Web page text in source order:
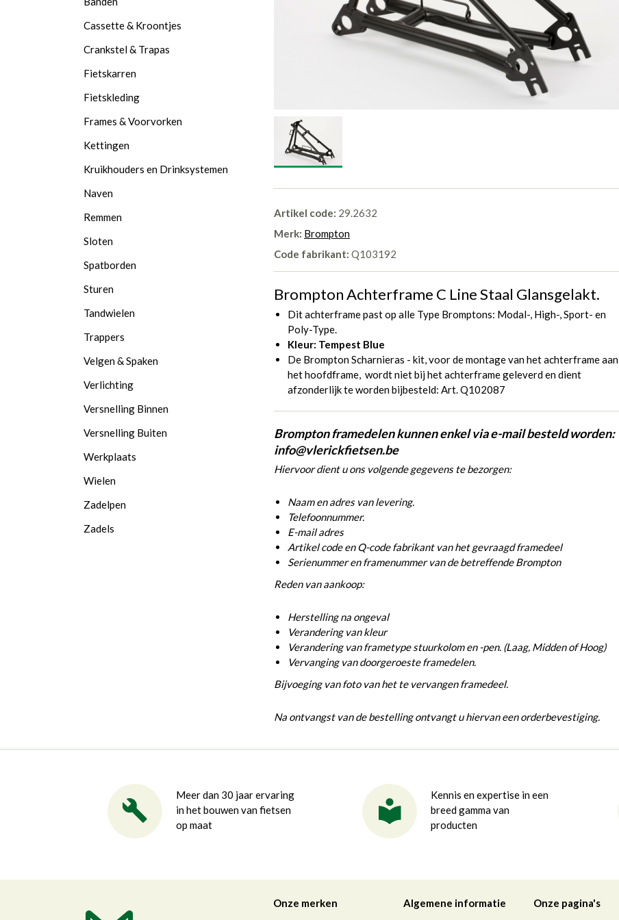
Artikel code: 29.2632
Merk: Brompton
Code fabrikant: Q103192
Brompton Achterframe C Line Staal Glansgelakt.
Dit achterframe past op alle Type Bromptons: Modal-, High-, Sport- en
Poly-Type.
Kleur: Tempest Blue
De Brompton Scharnieras - kit, voor de montage van het achterframe aan
het hoofdframe, wordt niet bij het achterframe geleverd en dient
afzonderlijk te worden bijbesteld: Art. Q102087
Brompton framedelen kunnen enkel via e-mail besteld worden:
info@vlerickfietsen.be
Hiervoor dient u ons volgende gegevens te bezorgen:
Naam en adres van levering.
Telefoonnummer.
E-mail adres
Artikel code en Q-code fabrikant van het gevraagd framedeel
Serienummer en framenummer van de betreffende Brompton
Reden van aankoop:
Herstelling na ongeval
Verandering van kleur
Verandering van frametype stuurkolom en -pen. (Laag, Midden of Hoog)
Vervanging van doorgeroeste framedelen.
Bijvoeging van foto van het te vervangen framedeel.
Na ontvangst van de bestelling ontvangt u hiervan een orderbevestiging.
Cassette & Kroontjes
Crankstel & Trapas
Fietskarren
Fietskleding
Frames & Voorvorken
Kettingen
Kruikhouders en Drinksystemen
Naven
Remmen
Sloten
Spatborden
Sturen
Tandwielen
Trappers
Velgen & Spaken
Verlichting
Versnelling Binnen
Versnelling Buiten
Werkplaats
Wielen
Zadelpen
Zadels
Meer dan 30 jaar ervaring
in het bouwen van fietsen
op maat
Kennis en expertise in een
breed gamma van
producten
Onze merken Algemene informatie Onze pagina's